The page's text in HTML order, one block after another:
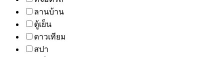
ลานบ้าน
ตู้เย็น
ดาวเทียม
สปา